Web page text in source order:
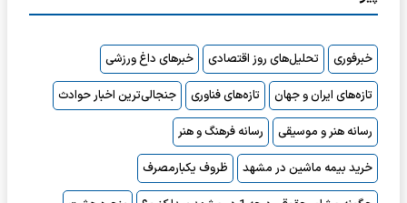
خبرفوری تحلیل‌های روز اقتصادی
خبرهای داغ ورزشی
تازه‌های ایران و جهان
تازه‌های فناوری
جنجالی‌ترین اخبار حوادث
رسانه هنر و موسیقی
رسانه فرهنگ و هنر
خرید بیمه ماشین در مشهد
ظروف یکبارمصرف